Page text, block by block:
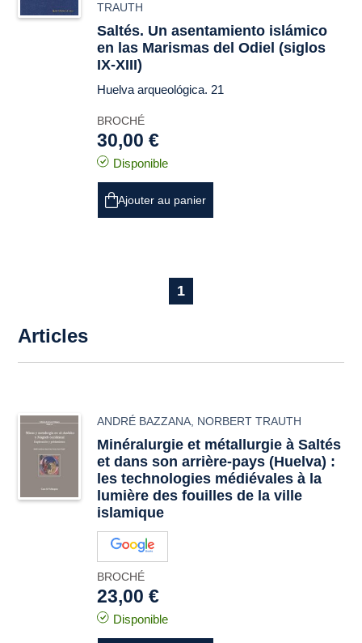
TRAUTH
Saltés. Un asentamiento islámico
en las Marismas del Odiel (siglos
IX-XIII)
Huelva arqueológica. 21
BROCHÉ
30,00 €
Disponible
Ajouter au panier
1
Articles
ANDRÉ BAZZANA NORBERT TRAUTH
Minéralurgie et métallurgie à Saltés
et dans son arrière-pays (Huelva) :
les technologies médiévales à la
lumière des fouilles de la ville
islamique
BROCHÉ
23,00 €
Disponible